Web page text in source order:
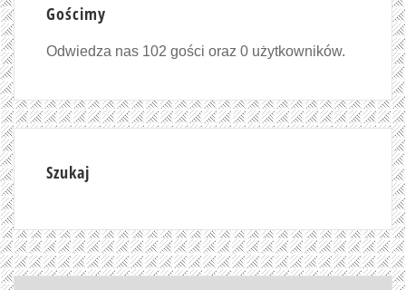
Gościmy
Odwiedza nas 102 gości oraz 0 użytkowników.
Szukaj